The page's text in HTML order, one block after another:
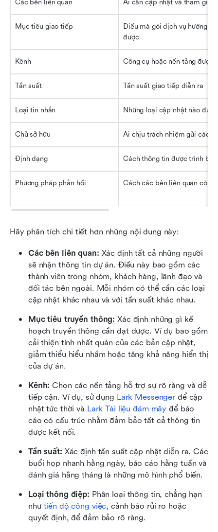
Các bên liên quan Ai cần cập nhật và tham gia
Mục tiêu giao tiếp
Điều mà gói dịch vụ hướng
được
Kênh Công cụ hoặc nền tảng được
Tần suất Tần suất giao tiếp diễn ra
Loại tin nhắn Những loại cập nhật nào
Chủ sở hữu Ai chịu trách nhiệm gửi các
Định dạng Cách thông tin được trình bày
Phương pháp phản hồi Cách các bên liên quan có
Hãy phân tích chi tiết hơn những nội dung này:
Các bên liên quan: Xác định tất cả những người
sẽ nhận thông tin dự án. Điều này bao gồm các
thành viên trong nhóm, khách hàng, lãnh đạo và
đối tác bên ngoài. Mỗi nhóm có thể cần các loại
cập nhật khác nhau và với tần suất khác nhau.
Mục tiêu truyền thông: Xác định những gì kế
hoạch truyền thông cần đạt được. Ví dụ bao gồm
cải thiện tính nhất quán của các bản cập nhật,
giảm thiểu hiểu nhầm hoặc tăng khả năng hiển thị
của dự án.
Kênh: Chọn các nền tảng hỗ trợ sự rõ ràng và dễ
tiếp cận. Ví dụ, sử dụng Lark Messenger để cập
nhật tức thời và Lark Tài liệu đám mây để báo
cáo có cấu trúc nhằm đảm bảo tất cả thông tin
được kết nối.
Tần suất: Xác định tần suất cập nhật diễn ra. Các
buổi họp nhanh hằng ngày, báo cáo hằng tuần và
đánh giá hằng tháng là những mô hình phổ biến.
Loại thông điệp: Phân loại thông tin, chẳng hạn
như tiến độ công việc, cảnh báo rủi ro hoặc
quyết định, để đảm bảo rõ ràng.